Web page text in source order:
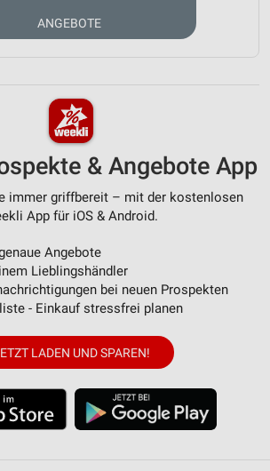
ANGEBOTE
& Angebote App
immer griffbereit – mit der kostenlosen
App für iOS & Android.
Angebote
Lieblingshändler
bei neuen Prospekten
- Einkauf stressfrei planen
LADEN UND SPAREN!